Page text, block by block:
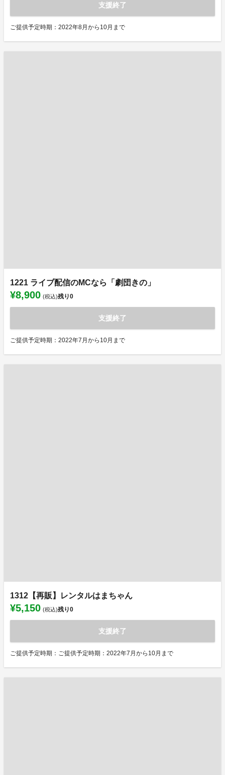
支援終了
ご提供予定時期：2022年8月から10月まで
1221 ライブ配信のMCなら「劇団きの」
¥8,900 (税込)残り0
支援終了
ご提供予定時期：2022年7月から10月まで
1312【再販】レンタルはまちゃん
¥5,150 (税込)残り0
支援終了
ご提供予定時期：ご提供予定時期：2022年7月から10月まで